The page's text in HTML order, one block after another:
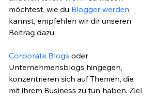
möchtest, wie du Blogger werden
kannst, empfehlen wir dir unseren
Beitrag dazu.
Corporate Blogs oder
Unternehmensblogs hingegen,
konzentrieren sich auf Themen, die
mit ihrem Business zu tun haben. Ziel